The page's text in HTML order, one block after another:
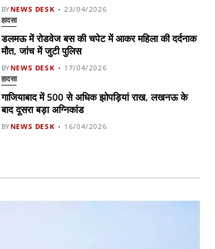
BYNEWS DESK 23/04/2026
हादसा
डलमऊ में रोडवेज बस की चपेट में आकर महिला की दर्दनाक
मौत, जांच में जुटी पुलिस
BYNEWS DESK 17/04/2026
हादसा
गाजियाबाद में 500 से अधिक झोपड़ियां राख, लखनऊ के
बाद दूसरा बड़ा अग्निकांड
BYNEWS DESK 16/04/2026